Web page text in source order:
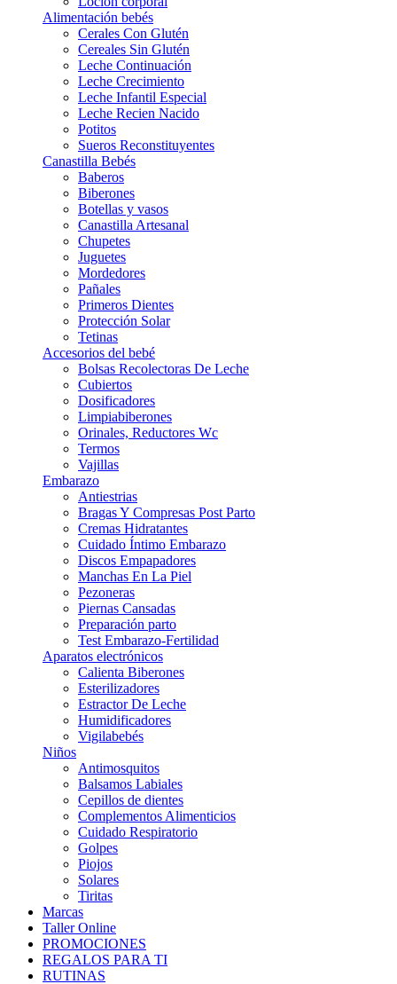
Alimentación bebés
Cerales Con Glutén
Cereales Sin Glutén
Leche Continuación
Leche Crecimiento
Leche Infantil Especial
Leche Recien Nacido
Potitos
Sueros Reconstituyentes
Canastilla Bebés
Baberos
Biberones
Botellas y vasos
Canastilla Artesanal
Chupetes
Juguetes
Mordedores
Pañales
Primeros Dientes
Protección Solar
Tetinas
Accesorios del bebé
Bolsas Recolectoras De Leche
Cubiertos
Dosificadores
Limpiabiberones
Orinales, Reductores Wc
Termos
Vajillas
Embarazo
Antiestrias
Bragas Y Compresas Post Parto
Cremas Hidratantes
Cuidado Íntimo Embarazo
Discos Empapadores
Manchas En La Piel
Pezoneras
Piernas Cansadas
Preparación parto
Test Embarazo-Fertilidad
Aparatos electrónicos
Calienta Biberones
Esterilizadores
Estractor De Leche
Humidificadores
Vigilabebés
Niños
Antimosquitos
Balsamos Labiales
Cepillos de dientes
Complementos Alimenticios
Cuidado Respiratorio
Golpes
Piojos
Solares
Tiritas
Marcas
Taller Online
PROMOCIONES
REGALOS PARA TI
RUTINAS